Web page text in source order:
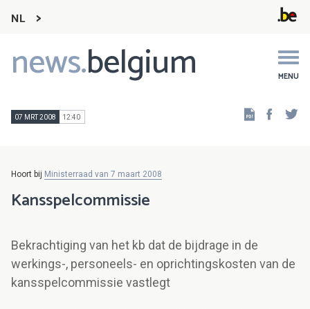
NL
news.belgium MENU
Main
navigation
07 MRT 2008 12:40
Hoort bij Ministerraad van 7 maart 2008
Kansspelcommissie
Bekrachtiging van het kb dat de bijdrage in de
werkings-, personeels- en oprichtingskosten van de
kansspelcommissie vastlegt